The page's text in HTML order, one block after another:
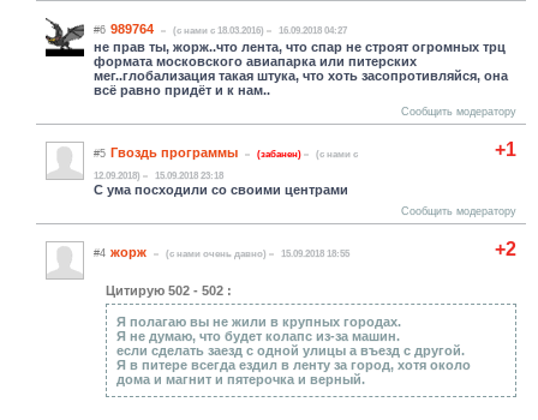
#6 989764 (c нами с 18.03.2016) 16.09.2018 04:27
не прав ты, жорж..что лента, что спар не строят огромных трц
формата московского авиапарка или питерских
мег..глобализация такая штука, что хоть засопротивляйся, она
всё равно придёт и к нам..
Сообщить модератору
+1
#5 Гвоздь программы (забанен)
(c нами с
12.09.2018)
15.09.2018 23:18
С ума посходили со своими центрами
Сообщить модератору
+2
#4 жорж (c нами очень давно) 15.09.2018 18:55
Цитирую 502 - 502 :
Я полагаю вы не жили в крупных городах.
Я не думаю, что будет колапс из-за машин.
если сделать заезд с одной улицы а въезд с другой.
Я в питере всегда ездил в ленту за город, хотя около
дома и магнит и пятерочка и верный.